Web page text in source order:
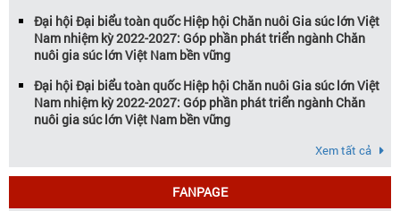
Đại hội Đại biểu toàn quốc Hiệp hội Chăn nuôi Gia súc lớn Việt
Nam nhiệm kỳ 2022-2027: Góp phần phát triển ngành Chăn
nuôi gia súc lớn Việt Nam bền vững
Đại hội Đại biểu toàn quốc Hiệp hội Chăn nuôi Gia súc lớn Việt
Nam nhiệm kỳ 2022-2027: Góp phần phát triển ngành Chăn
nuôi gia súc lớn Việt Nam bền vững
Xem tất cả
FANPAGE